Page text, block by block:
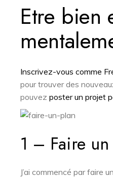
Etre bien
Inscrivez-vous comme
pour trouver des
pouvezposter un projet
1 – Faire
J’ai commencé par faire